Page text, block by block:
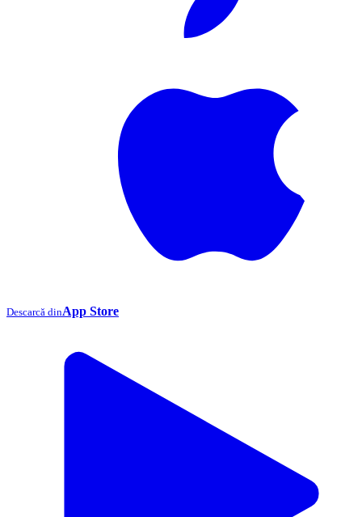
Descarcă dinApp Store